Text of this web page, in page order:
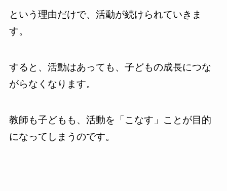
という理由だけで、活動が続けられていきま
す。
すると、活動はあっても、子どもの成長につな
がらなくなります。
教師も子どもも、活動を「こなす」ことが目的
になってしまうのです。